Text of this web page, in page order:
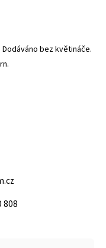
bez květináče.
808